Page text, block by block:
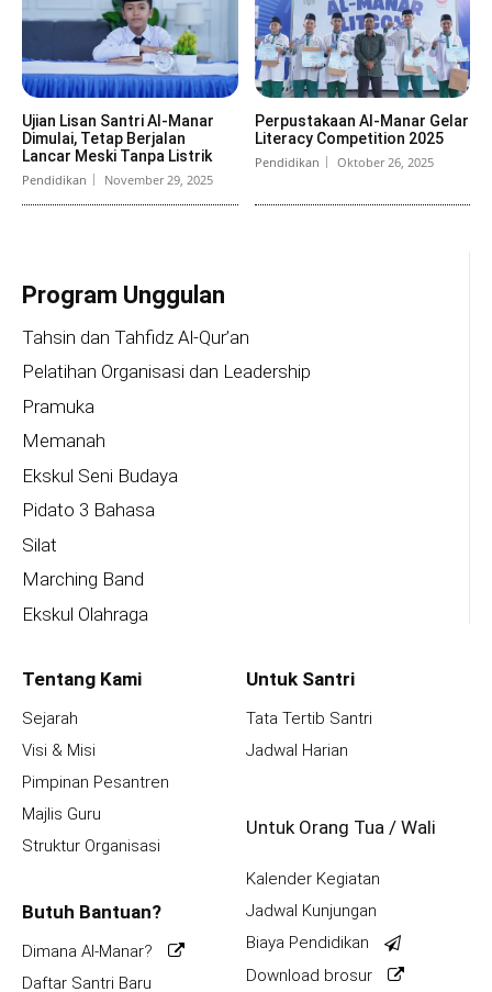
Ujian Lisan Santri Al-Manar
Dimulai, Tetap Berjalan
Lancar Meski Tanpa Listrik
Pendidikan November 29, 2025
Perpustakaan Al-Manar Gelar
Literacy Competition 2025
Pendidikan Oktober 26, 2025
Program Unggulan
Tahsin dan Tahfidz Al-Qur’an
Pelatihan Organisasi dan Leadership
Pramuka
Memanah
Ekskul Seni Budaya
Pidato 3 Bahasa
Silat
Marching Band
Ekskul Olahraga
Tentang Kami
Sejarah
Visi & Misi
Pimpinan Pesantren
Majlis Guru
Struktur Organisasi
Butuh Bantuan?
Dimana Al-Manar?
Daftar Santri Baru
Untuk Santri
Tata Tertib Santri
Jadwal Harian
Untuk Orang Tua / Wali
Kalender Kegiatan
Jadwal Kunjungan
Biaya Pendidikan
Download brosur